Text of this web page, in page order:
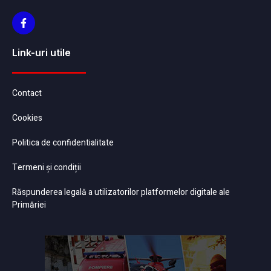
Link-uri utile
Contact
Cookies
Politica de confidentialitate
Termeni și condiții
Răspunderea legală a utilizatorilor platformelor digitale ale
Primăriei